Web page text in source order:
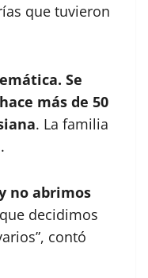
que tuvieron
Se
más de 50
. La familia
no abrimos
decidimos
contó